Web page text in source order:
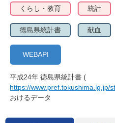
くらし・教育 統計
徳島県統計書 献血
WEBAPI
平成24年 徳島県統計書 (
https://www.pref.tokushima.lg.jp/
おけるデータ